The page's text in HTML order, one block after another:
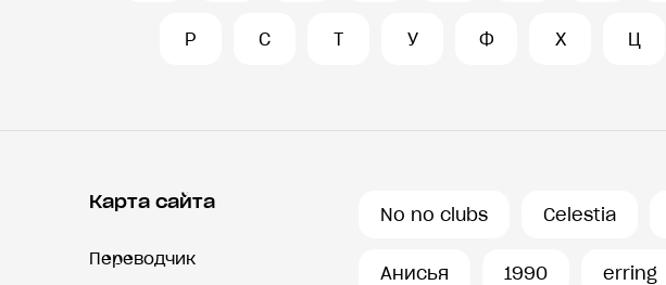
Р С Т У Ф Х Ц
Карта сайта
Переводчик
No no clubs Celestia
Анисья 1990 erring